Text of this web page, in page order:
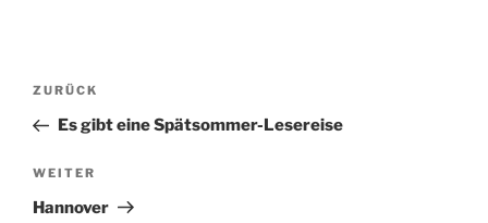
Beitragsnavigation
Vorheriger
Beitrag
ZURÜCK
Es gibt eine Spätsommer-Lesereise
Nächster
Beitrag
WEITER
Hannover